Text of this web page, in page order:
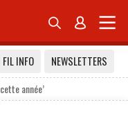
 
FIL INFO
NEWSLETTERS
année’